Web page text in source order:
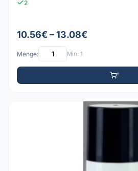
2
10.56€ – 13.08€
Menge: Min: 1